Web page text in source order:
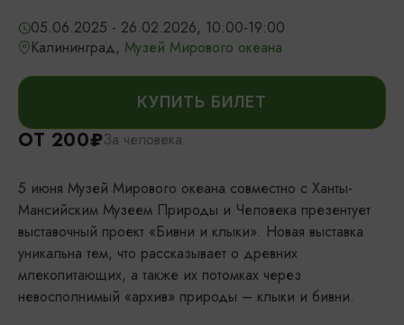
05.06.2025 - 26.02.2026, 10:00-19:00
Калининград, Музей Мирового океана
КУПИТЬ БИЛЕТ
ОТ 200₽За человека
5 июня Музей Мирового океана совместно с Ханты-
Мансийским Музеем Природы и Человека презентует
выставочный проект «Бивни и клыки». Новая выставка
уникальна тем, что рассказывает о древних
млекопитающих, а также их потомках через
невосполнимый «архив» природы – клыки и бивни.